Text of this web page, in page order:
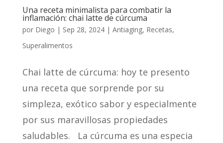
Una receta minimalista para combatir la
inflamación: chai latte de cúrcuma
por Diego | Sep 28, 2024| Antiaging, Recetas,
Superalimentos
Chai latte de cúrcuma: hoy te presento
una receta que sorprende por su
simpleza, exótico sabor y especialmente
por sus maravillosas propiedades
saludables. La cúrcuma es una especia